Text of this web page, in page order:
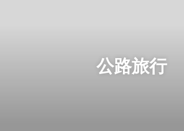
公路旅行